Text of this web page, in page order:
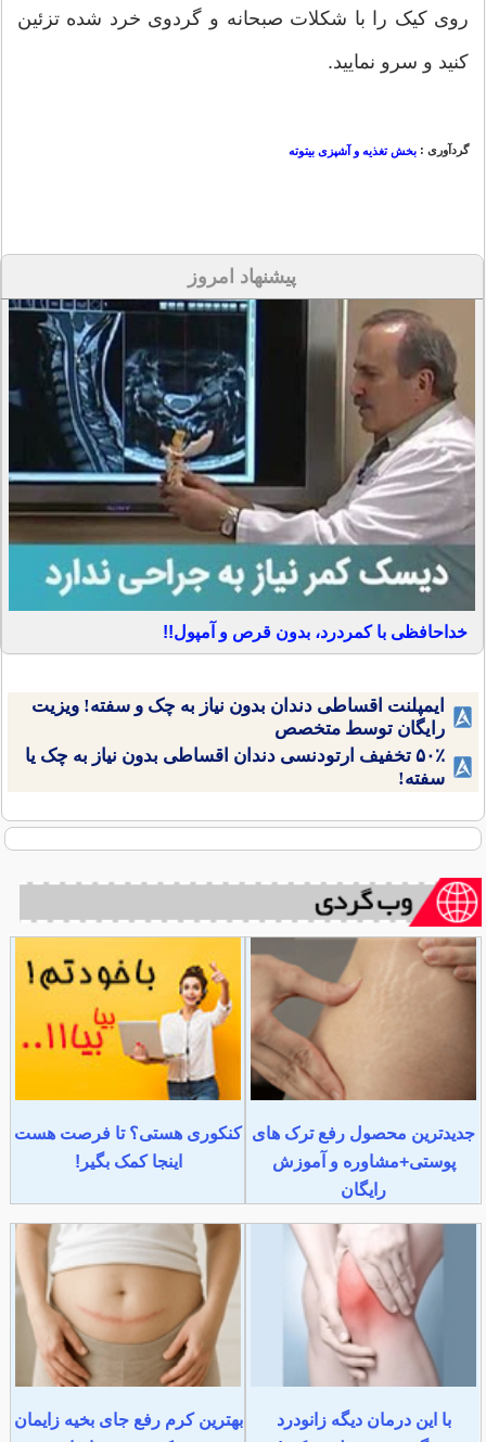
روی کیک را با شکلات صبحانه و گردوی خرد شده تزئین
کنید و سرو نمایید.
گردآوری : بخش تغذیه و آشپزی بیتوته
پیشنهاد امروز
خداحافظی با کمردرد، بدون قرص و آمپول!!
ایمپلنت اقساطی دندان بدون نیاز به چک و سفته! ویزیت
رایگان توسط متخصص
۵۰٪ تخفیف ارتودنسی دندان اقساطی بدون نیاز به چک یا
سفته!
جدیدترین محصول رفع ترک های
پوستی+مشاوره و آموزش
رایگان
کنکوری هستی؟ تا فرصت هست
اینجا کمک بگیر!
با این درمان دیگه زانودرد
بهترین کرم رفع جای بخیه زایمان